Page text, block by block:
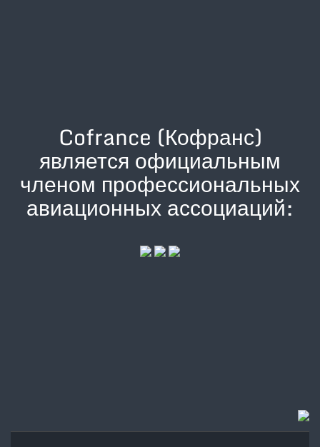
Cofrance (Кофранс)
является официальным
членом профессиональных
авиационных ассоциаций: